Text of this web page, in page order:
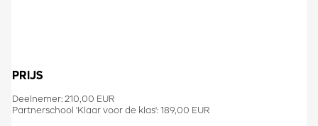
PRIJS
Deelnemer: 210,00 EUR
Partnerschool 'Klaar voor de klas': 189,00 EUR